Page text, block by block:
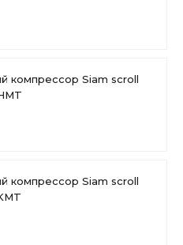
компрессор Siam scroll
компрессор Siam scroll